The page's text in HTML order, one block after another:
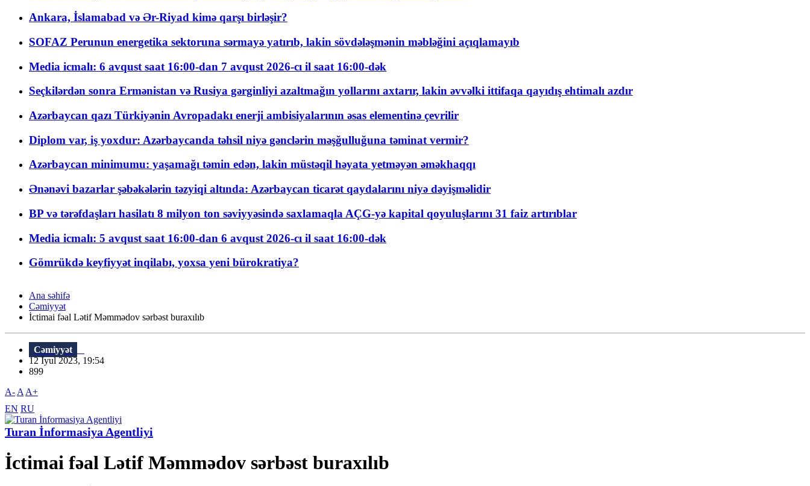
Ankara, İslamabad və Ər-Riyad kimə qarşı birləşir?
SOFAZ Perunun energetika sektoruna sərmayə yatırıb, lakin sövdələşmənin məbləğini açıqlamayıb
Media icmalı: 6 avqust saat 16:00-dan 7 avqust 2026-cı il saat 16:00-dək
Seçkilərdən sonra Ermənistan və Rusiya gərginliyi azaltmağın yollarını axtarır, lakin əvvəlki ittifaqa qayıdış ehtimalı azdır
Azərbaycan qazı Türkiyənin Avropadakı enerji ambisiyalarının əsas elementinə çevrilir
Diplom var, iş yoxdur: Azərbaycanda təhsil niyə gənclərin məşğulluğuna təminat vermir?
Azərbaycan minimumu: yaşamağı təmin edən, lakin müstəqil həyata yetməyən əməkhaqqı
Ənənəvi bazarlar şəbəkələrin təzyiqi altında: Azərbaycan ticarət qaydalarını niyə dəyişməlidir
BP və tərəfdaşları hasilatı 8 milyon ton səviyyəsində saxlamaqla AÇG-yə kapital qoyuluşlarını 31 faiz artırıblar
Media icmalı: 5 avqust saat 16:00-dan 6 avqust 2026-cı il saat 16:00-dək
Gömrükdə keyfiyyət inqilabı, yoxsa yeni bürokratiya?
Ana səhifə
Cəmiyyət
İctimai fəal Lətif Məmmədov sərbəst buraxılıb
Cəmiyyət
12 İyul 2023, 19:54
899
A- A A+
EN RU
Turan İnformasiya Agentliyi
İctimai fəal Lətif Məmmədov sərbəst buraxılıb